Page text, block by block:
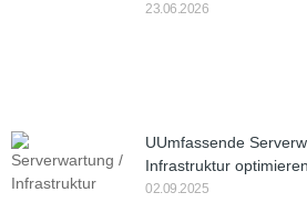
23.06.2026
UUmfassende
Infrastruktur
02.09.2025